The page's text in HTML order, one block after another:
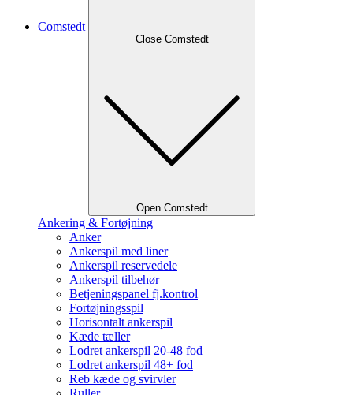
Comstedt
Close Comstedt
Open Comstedt
Ankering & Fortøjning
Anker
Ankerspil med liner
Ankerspil reservedele
Ankerspil tilbehør
Betjeningspanel fj.kontrol
Fortøjningsspil
Horisontalt ankerspil
Kæde tæller
Lodret ankerspil 20-48 fod
Lodret ankerspil 48+ fod
Reb kæde og svirvler